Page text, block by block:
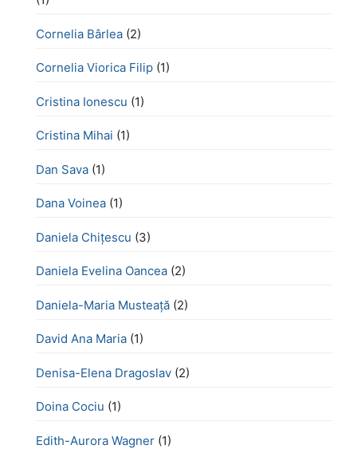
Cornelia Bârlea (2)
Cornelia Viorica Filip (1)
Cristina Ionescu (1)
Cristina Mihai (1)
Dan Sava (1)
Dana Voinea (1)
Daniela Chițescu (3)
Daniela Evelina Oancea (2)
Daniela-Maria Musteață (2)
David Ana Maria (1)
Denisa-Elena Dragoslav (2)
Doina Cociu (1)
Edith-Aurora Wagner (1)